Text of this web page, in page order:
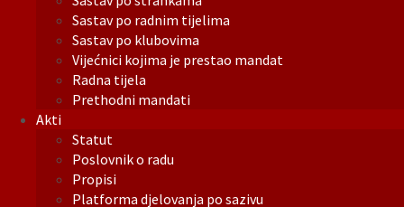
Sastav po radnim tijelima
Sastav po klubovima
Vijećnici kojima je prestao mandat
Radna tijela
Prethodni mandati
Akti
Statut
Poslovnik o radu
Propisi
Platforma djelovanja po sazivu